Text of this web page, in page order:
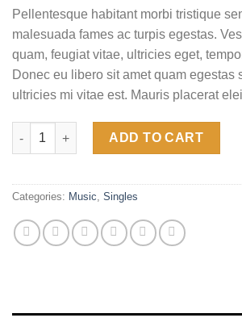
customer
ratings
was:
$29.00.
is:
$29.00.
Pellentesque habitant morbi tristique
malesuada fames ac turpis egestas.
quam, feugiat vitae, ultricies eget,
Donec eu libero sit amet quam egestas
ultricies mi vitae est. Mauris placerat
Woo Single #2 quantity
ADD TO CART
Categories: Music, Singles